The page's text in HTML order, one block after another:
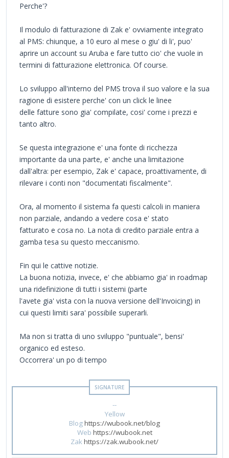
Perche'?
Il modulo di fatturazione di Zak e' ovviamente integrato
al PMS: chiunque, a 10 euro al mese o giu' di li', puo'
aprire un account su Aruba e fare tutto cio' che vuole in
termini di fatturazione elettronica. Of course.
Lo sviluppo all'interno del PMS trova il suo valore e la sua
ragione di esistere perche' con un click le linee
delle fatture sono gia' compilate, cosi' come i prezzi e
tanto altro.
Se questa integrazione e' una fonte di ricchezza
importante da una parte, e' anche una limitazione
dall'altra: per esempio, Zak e' capace, proattivamente, di
rilevare i conti non "documentati fiscalmente".
Ora, al momento il sistema fa questi calcoli in maniera
non parziale, andando a vedere cosa e' stato
fatturato e cosa no. La nota di credito parziale entra a
gamba tesa su questo meccanismo.
Fin qui le cattive notizie.
La buona notizia, invece, e' che abbiamo gia' in roadmap
una ridefinizione di tutti i sistemi (parte
l'avete gia' vista con la nuova versione dell'Invoicing) in
cui questi limiti sara' possibile superarli.
Ma non si tratta di uno sviluppo "puntuale", bensi'
organico ed esteso.
Occorrera' un po di tempo
--
Yellow
Bloghttps://wubook.net/blog
Web https://wubook.net
Zakhttps://zak.wubook.net/